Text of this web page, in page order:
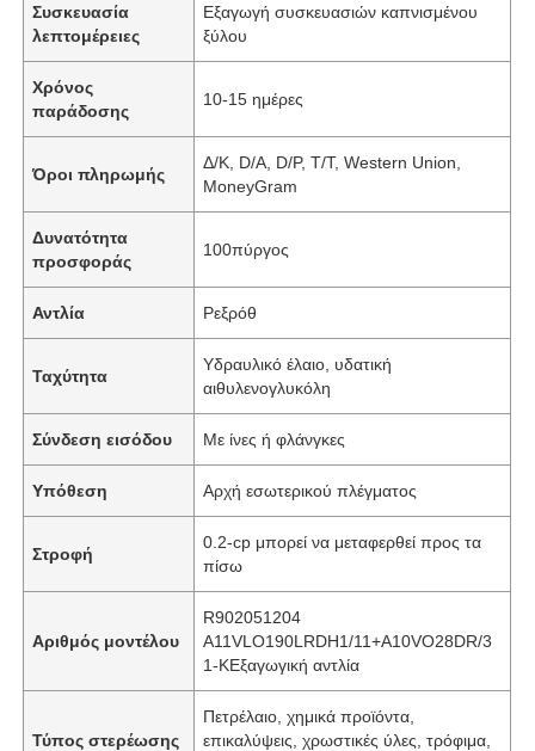
Συσκευασία
λεπτομέρειες
Εξαγωγή συσκευασιών καπνισμένου
ξύλου
Χρόνος
παράδοσης
10-15 ημέρες
Όροι πληρωμής
Δ/Κ, D/Α, D/P, T/T, Western Union,
MoneyGram
Δυνατότητα
προσφοράς
100πύργος
Αντλία Ρεξρόθ
Ταχύτητα
Υδραυλικό έλαιο, υδατική
αιθυλενογλυκόλη
Σύνδεση εισόδου Με ίνες ή φλάνγκες
Υπόθεση Αρχή εσωτερικού πλέγματος
Στροφή
0.2-cp μπορεί να μεταφερθεί προς τα
πίσω
Αριθμός μοντέλου
R902051204
A11VLO190LRDH1/11+A10VO28DR/3
1-KΕξαγωγική αντλία
Τύπος στερέωσης
Πετρέλαιο, χημικά προϊόντα,
επικαλύψεις, χρωστικές ύλες, τρόφιμα,